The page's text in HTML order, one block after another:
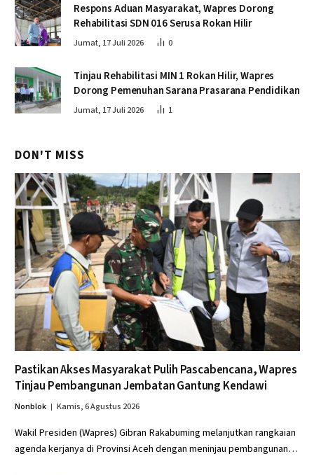
Respons Aduan Masyarakat, Wapres Dorong
Rehabilitasi SDN 016 Serusa Rokan Hilir
Jumat, 17 Juli 2026 0
Tinjau Rehabilitasi MIN 1 Rokan Hilir, Wapres
Dorong Pemenuhan Sarana Prasarana Pendidikan
Jumat, 17 Juli 2026 1
DON'T MISS
Pastikan Akses Masyarakat Pulih Pascabencana, Wapres
Tinjau Pembangunan Jembatan Gantung Kendawi
Nonblok Kamis, 6 Agustus 2026
Wakil Presiden (Wapres) Gibran Rakabuming melanjutkan rangkaian
agenda kerjanya di Provinsi Aceh dengan meninjau pembangunan…